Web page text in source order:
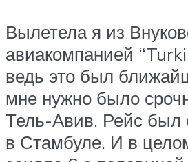
Вылетела я из
авиакомпанией
ведь это был
мне нужно было
Тель-Авив. Рейс был
в Стамбуле. И в